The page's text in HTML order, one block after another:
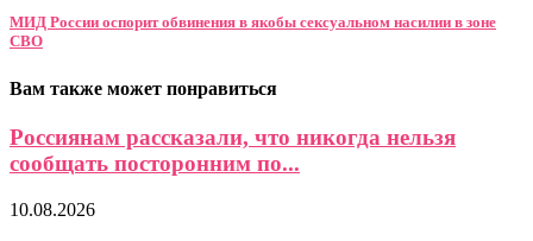
МИД России оспорит обвинения в якобы сексуальном насилии в зоне
СВО
Вам также может понравиться
Россиянам рассказали, что никогда нельзя
сообщать посторонним по...
10.08.2026